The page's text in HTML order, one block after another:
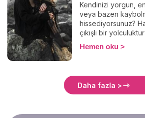
Kendinizi yorgun,
veya bazen
hissediyorsunuz?
çıkışlı bir
psikolojik zorluklarla
karşılaşmak oldukça
iç huzurunuzu
yardımcı olacak
Hemen oku
Daha fazla >